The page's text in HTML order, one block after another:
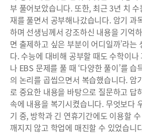
부 풀어보았습니다. 또한, 최근 3년 치
재를 풀면서 공부해나갔습니다. 암기 과
하며 선생님께서 강조하신 내용을 기억
면 출제하고 싶은 부분이 어디일까’라는
다. 수능에 대비해 공부할 때도 수학이
나 EBS 문제를 풀 때 ‘다양한 풀이’를
의 논리를 곱씹으면서 복습했습니다. 암
로 중요한 내용을 바탕으로 질문하고 답
속에 내용을 복기시켰습니다. 무엇보다
기 중, 방학과 긴 연휴기간에도 이용할
깨지지 않고 학업에 매진할 수 있었습니